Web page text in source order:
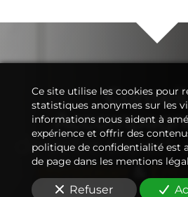
de votreexpert-
Immobilier&
Ce site utilise les cookies pour
statistiques anonymes sur les
informations nous aident à
expérience et offrir des
politique de confidentialité est
de page dans les mentions
Refuser